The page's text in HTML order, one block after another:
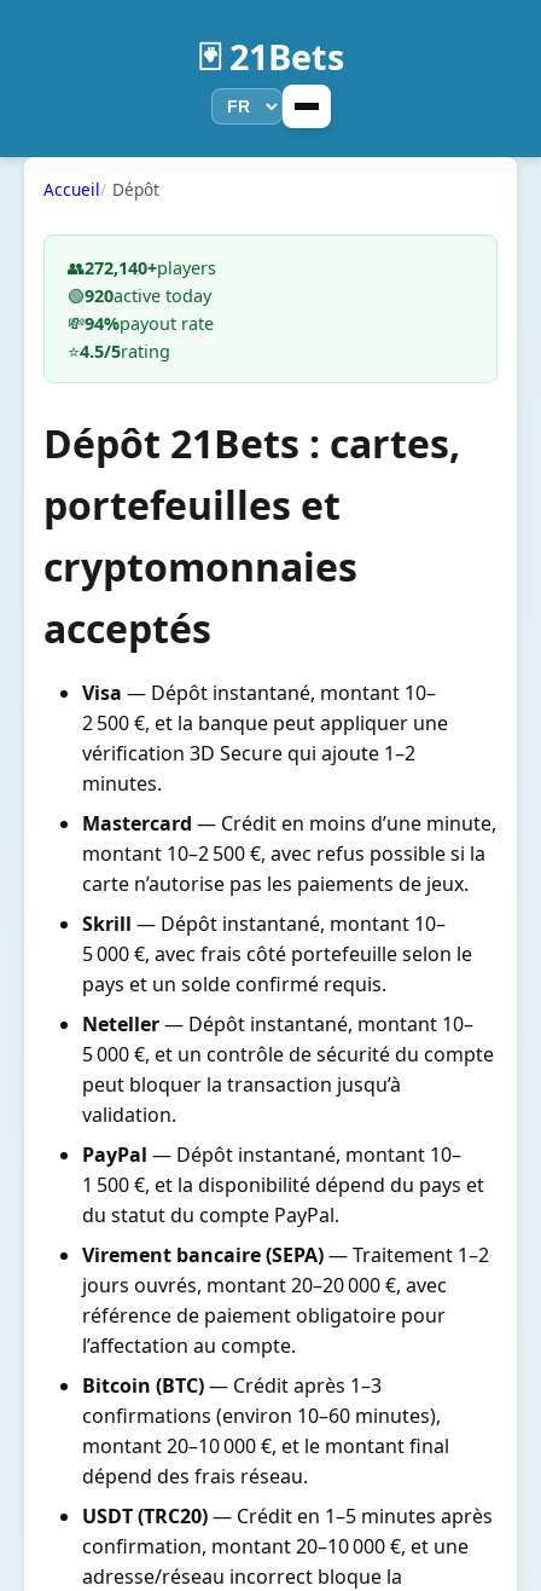
🃏 21Bets
Accueil Dépôt
👥272,140+players
🟢920active today
💸94%payout rate
⭐4.5/5rating
Dépôt 21Bets : cartes,
portefeuilles et
cryptomonnaies
acceptés
Visa — Dépôt instantané, montant 10–
2 500 €, et la banque peut appliquer une
vérification 3D Secure qui ajoute 1–2
minutes.
Mastercard — Crédit en moins d’une minute,
montant 10–2 500 €, avec refus possible si la
carte n’autorise pas les paiements de jeux.
Skrill — Dépôt instantané, montant 10–
5 000 €, avec frais côté portefeuille selon le
pays et un solde confirmé requis.
Neteller— Dépôt instantané, montant 10–
5 000 €, et un contrôle de sécurité du compte
peut bloquer la transaction jusqu’à
validation.
PayPal — Dépôt instantané, montant 10–
1 500 €, et la disponibilité dépend du pays et
du statut du compte PayPal.
Virement bancaire (SEPA)— Traitement 1–2
jours ouvrés, montant 20–20 000 €, avec
référence de paiement obligatoire pour
l’affectation au compte.
Bitcoin (BTC)— Crédit après 1–3
confirmations (environ 10–60 minutes),
montant 20–10 000 €, et le montant final
dépend des frais réseau.
USDT (TRC20)— Crédit en 1–5 minutes après
confirmation, montant 20–10 000 €, et une
adresse/réseau incorrect bloque la